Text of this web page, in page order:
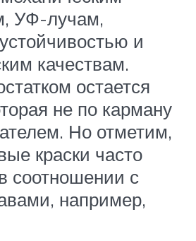
УФ-лучам,
и
качествам.
остается
не по карману
Но отметим,
краски часто
соотношении с
например,